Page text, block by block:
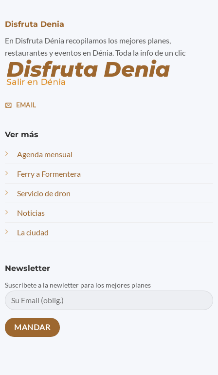
Disfruta Denia
En Disfruta Dénia recopilamos los mejores planes,
restaurantes y eventos en Dénia. Toda la info de un clic
EMAIL
Ver más
Agenda mensual
Ferry a Formentera
Servicio de dron
Noticias
La ciudad
Newsletter
Suscríbete a la newletter para los mejores planes